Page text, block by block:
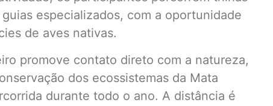
especializados, com a oportunidade
de aves nativas.
promove contato direto com a natureza,
dos ecossistemas da Mata
durante todo o ano. A distância é